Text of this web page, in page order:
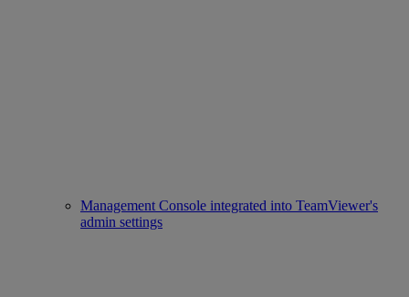
Management Console integrated into TeamViewer's
admin settings